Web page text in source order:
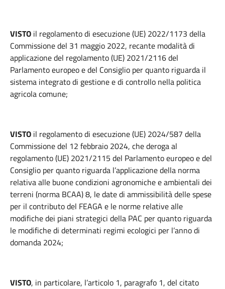
VISTO il regolamento di esecuzione (UE) 2022/1173 della
Commissione del 31 maggio 2022, recante modalità di
applicazione del regolamento (UE) 2021/2116 del
Parlamento europeo e del Consiglio per quanto riguarda il
sistema integrato di gestione e di controllo nella politica
agricola comune;
VISTO il regolamento di esecuzione (UE) 2024/587 della
Commissione del 12 febbraio 2024, che deroga al
regolamento (UE) 2021/2115 del Parlamento europeo e del
Consiglio per quanto riguarda l’applicazione della norma
relativa alle buone condizioni agronomiche e ambientali dei
terreni (norma BCAA) 8, le date di ammissibilità delle spese
per il contributo del FEAGA e le norme relative alle
modifiche dei piani strategici della PAC per quanto riguarda
le modifiche di determinati regimi ecologici per l’anno di
domanda 2024;
VISTO, in particolare, l’articolo 1, paragrafo 1, del citato